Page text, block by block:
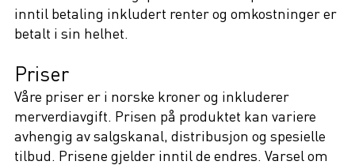
inntil betaling inkludert renter og omkostninger er
betalt i sin helhet.
Priser
Våre priser er i norske kroner og inkluderer
merverdiavgift. Prisen på produktet kan variere
avhengig av salgskanal, distribusjon og spesielle
tilbud. Prisene gjelder inntil de endres. Varsel om